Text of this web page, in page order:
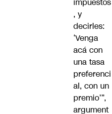
, y
decirles:
‘Venga
acá con
una tasa
preferenci
al, con un
premio’”,
argument